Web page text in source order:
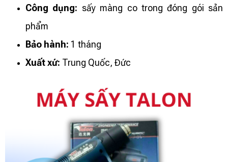
Công dụng: sấy màng co trong đóng gói sản
phẩm
Bảo hành: 1 tháng
Xuất xứ: Trung Quốc, Đức